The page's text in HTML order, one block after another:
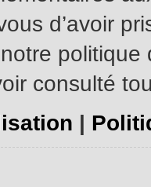
d’avoir
consulté
|